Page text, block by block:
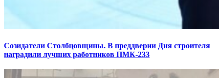
Созидатели Столбцовщины. В преддверии Дня строителя
наградили лучших работников ПМК-233